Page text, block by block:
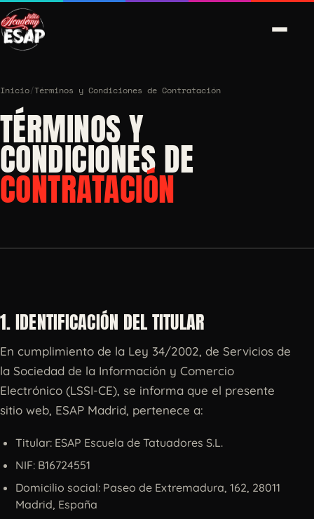
Inicio/Términos y Condiciones de Contratación
TÉRMINOS Y
CONDICIONES DE
CONTRATACIÓN
1. IDENTIFICACIÓN DEL TITULAR
En cumplimiento de la Ley 34/2002, de Servicios de
la Sociedad de la Información y Comercio
Electrónico (LSSI-CE), se informa que el presente
sitio web, ESAP Madrid, pertenece a:
Titular: ESAP Escuela de Tatuadores S.L.
NIF: B16724551
Domicilio social: Paseo de Extremadura, 162, 28011
Madrid, España